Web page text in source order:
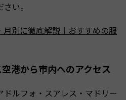
い。
別に徹底解説｜おすすめの服
港から市内へのアクセス
ルフォ・スアレス・マドリー